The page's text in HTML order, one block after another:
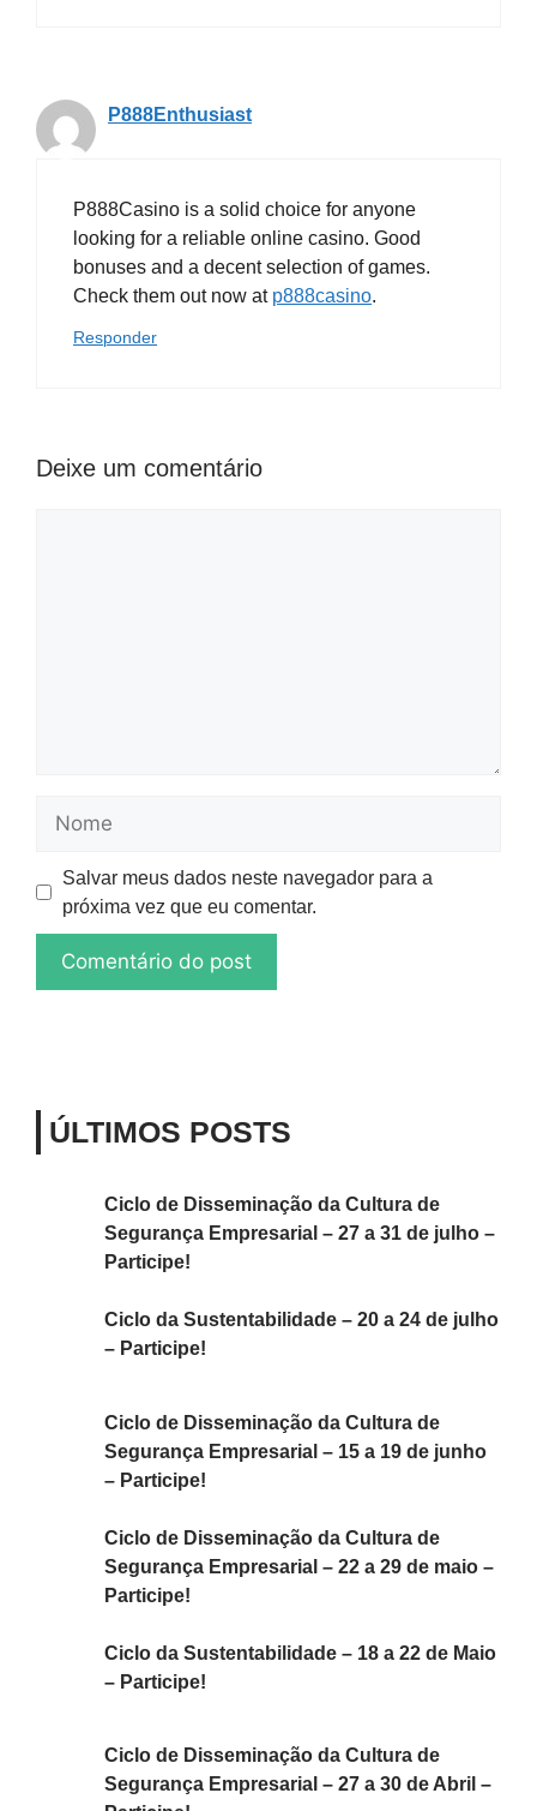
P888Enthusiast
P888Casino is a solid choice for anyone
looking for a reliable online casino. Good
bonuses and a decent selection of games.
Check them out now at p888casino.
Responder
Deixe um comentário
Salvar meus dados neste navegador para a
próxima vez que eu comentar.
ÚLTIMOS POSTS
Ciclo de Disseminação da Cultura de
Segurança Empresarial – 27 a 31 de julho –
Participe!
Ciclo da Sustentabilidade – 20 a 24 de julho
– Participe!
Ciclo de Disseminação da Cultura de
Segurança Empresarial – 15 a 19 de junho
– Participe!
Ciclo de Disseminação da Cultura de
Segurança Empresarial – 22 a 29 de maio –
Participe!
Ciclo da Sustentabilidade – 18 a 22 de Maio
– Participe!
Ciclo de Disseminação da Cultura de
Segurança Empresarial – 27 a 30 de Abril –